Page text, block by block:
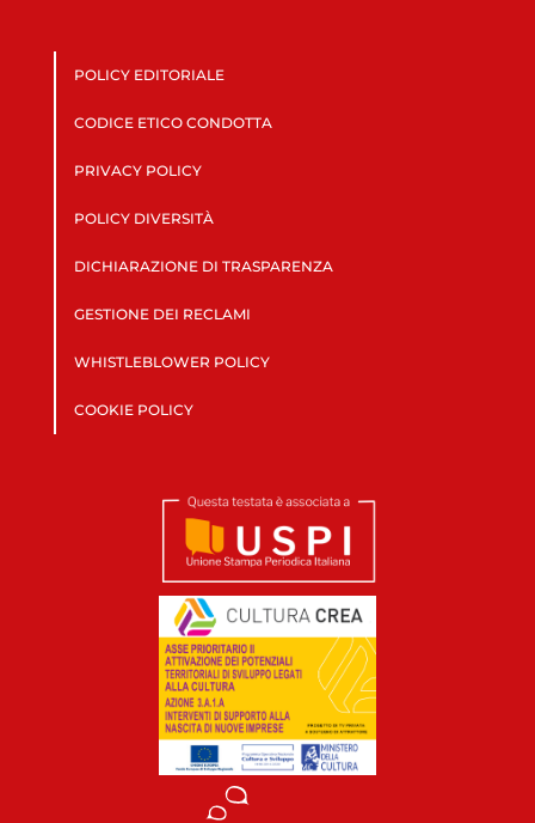
POLICY EDITORIALE
CODICE ETICO CONDOTTA
PRIVACY POLICY
POLICY DIVERSITÀ
DICHIARAZIONE DI TRASPARENZA
GESTIONE DEI RECLAMI
WHISTLEBLOWER POLICY
COOKIE POLICY